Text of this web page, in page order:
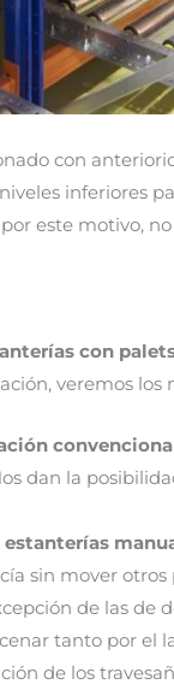
con
inferiores
este motivo,
con
veremos los
dan la
estanterías
sin mover
de las de
tanto por el
de los